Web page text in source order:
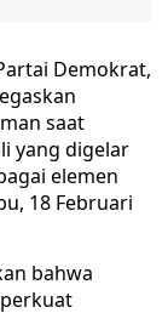
Demokrat,
saat
yang digelar
elemen
18 Februari
bahwa